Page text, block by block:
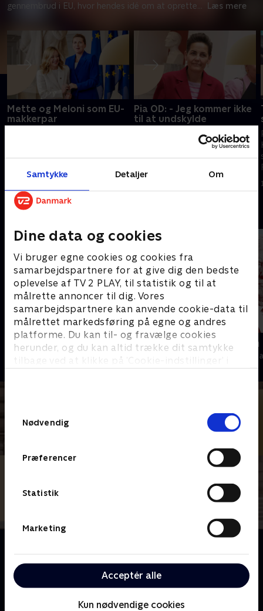
Samtykke Detaljer Om
Dine data og cookies
Vi bruger egne cookies og cookies fra
samarbejdspartnere for at give dig den bedste
oplevelse af TV 2 PLAY, til statistik og til at
målrette annoncer til dig. Vores
samarbejdspartnere kan anvende cookie-data til
målrettet markedsføring på egne og andres
platforme. Du kan til- og fravælge cookies
herunder, og du kan altid trække dit samtykke
tilbage ved at klikke på ’Cookie-indstillinger’ i
Nødvendig
Præferencer
Statistik
Marketing
Acceptér alle
Kun nødvendige cookies
gennembrud i EU, hvor hendes idé om at oprette
Læs mere
Mette og Meloni som EU-
makkerpar
gennembrud i EU, hvor hendes
og udrejsecentre udenfor
Europa nu har medvind.
Pia OD: - Jeg kommer ikke
til at undskylde
Mogensen og Kristiansen
analyserer Pia Olsen Dyhrs
håndtering af sagen om
rådgiver.
Andre så også
Besserwisserne
Nyheder & Magasiner
Kampen om
Nyheder &
kommentatorer Peter Mogensen og Michael
Kristiansen skarptskårne analyser af ugens vigtigste
begivenheder i dansk politik.